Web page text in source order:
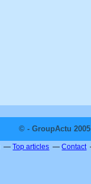
© - GroupActu
Top articles Contact